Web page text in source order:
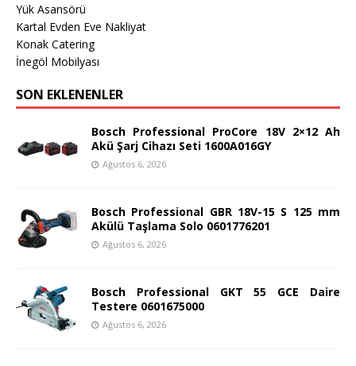
Yük Asansörü
Kartal Evden Eve Nakliyat
Konak Catering
İnegöl Mobilyası
SON EKLENENLER
Bosch Professional ProCore 18V 2×12 Ah
Akü Şarj Cihazı Seti 1600A016GY
Ağustos 6, 2026
Bosch Professional GBR 18V-15 S 125 mm
Akülü Taşlama Solo 0601776201
Ağustos 6, 2026
Bosch Professional GKT 55 GCE Daire
Testere 0601675000
Ağustos 6, 2026